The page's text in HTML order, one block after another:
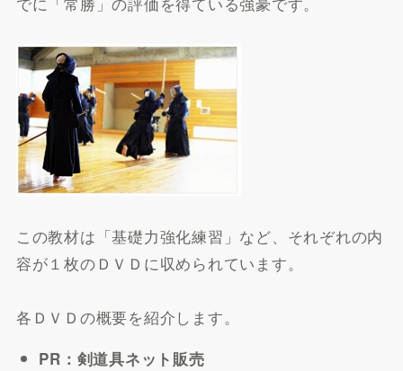
この教材は「基礎力強化練習」など、それぞれの内
容が１枚のＤＶＤに収められています。
各ＤＶＤの概要を紹介します。
PR：剣道具ネット販売